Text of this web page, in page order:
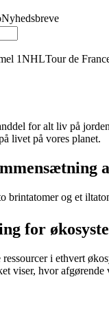
Nyhedsbreve
1NHLTour de
for alt liv på
livet på vores planet.
brintatomer og et
for
ressourcer i ethvert
viser, hvor